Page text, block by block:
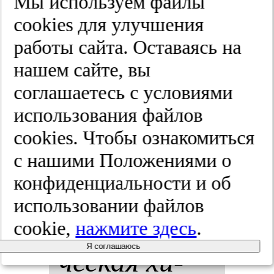
лу­доч­ной
же­ле­зы в
ле­че­нии
боль­ных
пан­кре­
онек­ро­зом.
Эн­дос­ко­пи­
чес­кая хи­
cооkies для улучшения
работы сайта. Оставаясь на
нашем сайте, вы
соглашаетесь с условиями
использования файлов
cооkies. Чтобы ознакомиться
с нашими Положениями о
конфиденциальности и об
использовании файлов
cookie,нажмите здесь.
Я соглашаюсь